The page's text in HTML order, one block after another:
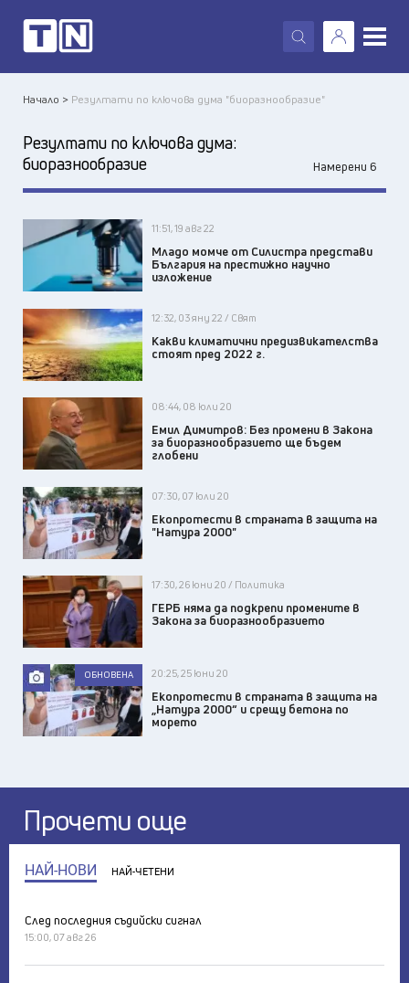
X
Начало > Резултати по ключова дума "биоразнообразие"
Резултати по ключова дума:
биоразнообразие
Намерени 6
11:51, 19 авг 22
Младо момче от Силистра представи
България на престижно научно
изложение
12:32, 03 яну 22 / Свят
Какви климатични предизвикателства
стоят пред 2022 г.
08:44, 08 юли 20
Емил Димитров: Без промени в Закона
за биоразнообразието ще бъдем
глобени
07:30, 07 юли 20
Екопротести в страната в защита на
"Натура 2000"
17:30, 26 юни 20 / Политика
ГЕРБ няма да подкрепи промените в
Закона за биоразнообразието
ОБНОВЕНА 20:25, 25 юни 20
Екопротести в страната в защита на
„Натура 2000“ и срещу бетона по
морето
Прочети още
НАЙ-НОВИ НАЙ-ЧЕТЕНИ
След последния съдийски сигнал
15:00, 07 авг 26